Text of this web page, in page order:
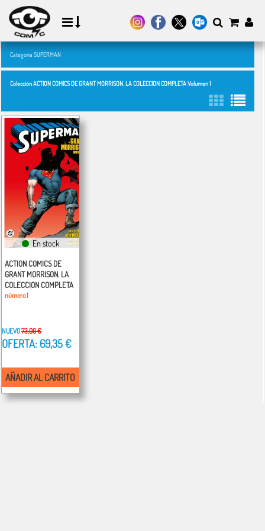
Categoría SUPERMAN
Colección ACTION COMICS DE GRANT MORRISON. LA COLECCION COMPLETA Volumen 1
En stock
ACTION COMICS DE
GRANT MORRISON. LA
COLECCION COMPLETA
número 1
NUEVO73,00 €
OFERTA: 69,35 €
AÑADIR AL CARRITO